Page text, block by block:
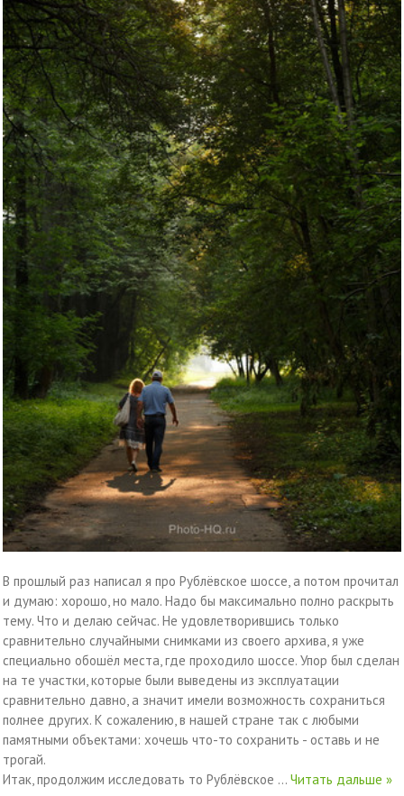
В прошлый раз написал я про Рублёвское шоссе, а потом прочитал
и думаю: хорошо, но мало. Надо бы максимально полно раскрыть
тему. Что и делаю сейчас. Не удовлетворившись только
сравнительно случайными снимками из своего архива, я уже
специально обошёл места, где проходило шоссе. Упор был сделан
на те участки, которые были выведены из эксплуатации
сравнительно давно, а значит имели возможность сохраниться
полнее других. К сожалению, в нашей стране так с любыми
памятными объектами: хочешь что-то сохранить - оставь и не
трогай.
Итак, продолжим исследовать то Рублёвское ... Читать дальше »